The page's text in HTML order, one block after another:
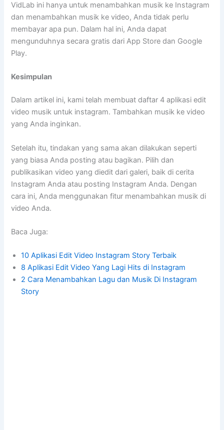
VidLab ini hanya untuk menambahkan musik ke Instagram
dan menambahkan musik ke video, Anda tidak perlu
membayar apa pun. Dalam hal ini, Anda dapat
mengunduhnya secara gratis dari App Store dan Google
Play.
Kesimpulan
Dalam artikel ini, kami telah membuat daftar 4 aplikasi edit
video musik untuk instagram. Tambahkan musik ke video
yang Anda inginkan.
Setelah itu, tindakan yang sama akan dilakukan seperti
yang biasa Anda posting atau bagikan. Pilih dan
publikasikan video yang diedit dari galeri, baik di cerita
Instagram Anda atau posting Instagram Anda. Dengan
cara ini, Anda menggunakan fitur menambahkan musik di
video Anda.
Baca Juga:
10 Aplikasi Edit Video Instagram Story Terbaik
8 Aplikasi Edit Video Yang Lagi Hits di Instagram
2 Cara Menambahkan Lagu dan Musik Di Instagram
Story